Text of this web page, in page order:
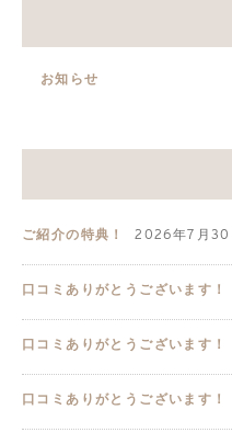
お知らせ
ご紹介の特典！ 2026年7月30
口コミありがとうございます！
口コミありがとうございます！
口コミありがとうございます！